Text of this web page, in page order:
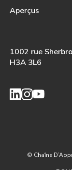
Aperçus
1002 rue
H3A 3L6
© Chaîne